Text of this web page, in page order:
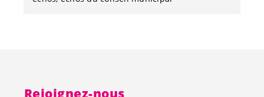
Rejoignez-nous